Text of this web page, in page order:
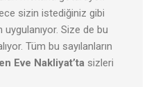
sizin istediğiniz gibi
uygulanıyor. Size de bu
Tüm bu sayılanların
Eve Nakliyat’ta sizleri